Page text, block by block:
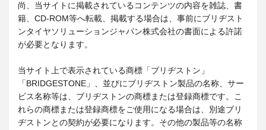
尚、当サイトに掲載されているコンテンツの内容を雑誌、書
籍、CD-ROM等へ転載、掲載する場合は、事前にブリヂスト
ンタイヤソリューションジャパン株式会社の書面による許諾
が必要となります。
当サイト上で表示されている商標「ブリヂストン」
「BRIDGESTONE」、並びにブリヂストン製品の名称、サー
ビス名称等は、ブリヂストンの商標または登録商標です。こ
れらの商標または登録商標をご使用になる場合は、別途ブリ
ヂストンとの契約が必要になります。その他の製品等の名称